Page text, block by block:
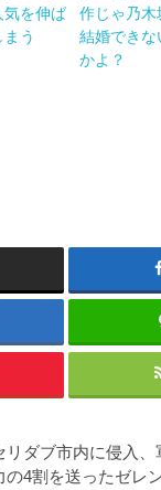
気を伸ば
まう
作じゃ乃木
結婚できな
かよ？
リダブ市内に侵入、
の4割を送ったゼレ